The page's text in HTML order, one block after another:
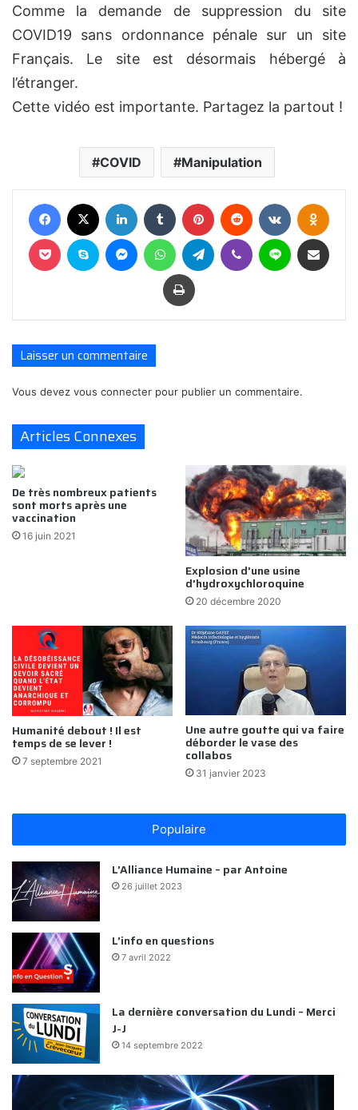
Comme la demande de suppression du site
COVID19 sans ordonnance pénale sur un site
Français. Le site est désormais hébergé à
l’étranger.
Cette vidéo est importante. Partagez la partout !
COVID Manipulation
Facebook Linkedin Tumblr Pinterest Reddit VKontakte
Pocket Skype MessengerWhatsAppTelegram Viber Ligne
Imprimer
Laisser un commentaire
Vous devez vous connecter pour publier un commentaire.
Articles Connexes
De très nombreux patients
sont morts après une
vaccination
16 juin 2021
Explosion d’une usine
d’hydroxychloroquine
20 décembre 2020
Humanité debout ! Il est
temps de se lever !
7 septembre 2021
Une autre goutte qui va faire
déborder le vase des
collabos
31 janvier 2023
Populaire
L’Alliance Humaine – par Antoine
26 juillet 2023
L’info en questions
7 avril 2022
La dernière conversation du Lundi – Merci
J-J
14 septembre 2022